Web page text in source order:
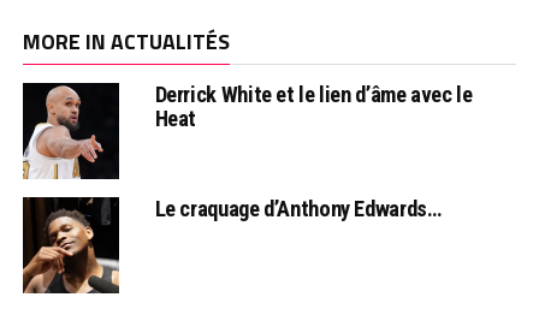
MORE IN ACTUALITÉS
Derrick White et le lien d’âme avec le
Heat
Le craquage d’Anthony Edwards…